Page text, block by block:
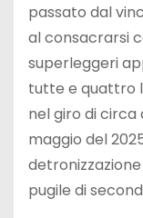
passato dal
al consacrarsi
superleggeri
tutte e quattro
nel giro di circa
maggio del
pugile di